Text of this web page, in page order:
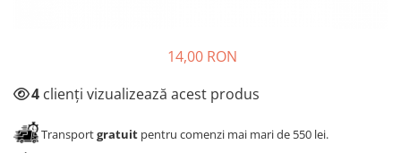
14,00 RON
4 clienți vizualizează acest produs
Transportgratuit pentru comenzi mai mari de 550 lei.